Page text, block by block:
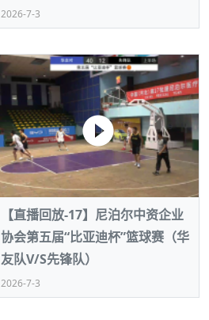
2026-7-3
【直播回放-17】尼泊尔中资企业
协会第五届“比亚迪杯”篮球赛（华
友队V/S先锋队）
2026-7-3